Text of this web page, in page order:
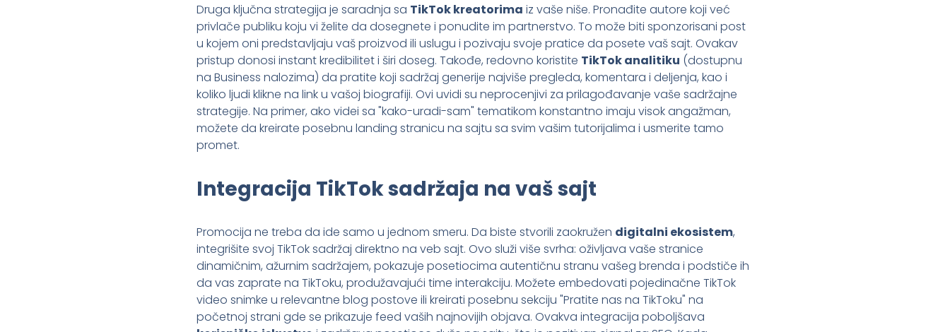
Druga ključna strategija je saradnja sa TikTok kreatorima iz vaše niše. Pronađite autore koji već
privlače publiku koju vi želite da dosegnete i ponudite im partnerstvo. To može biti sponzorisani post
u kojem oni predstavljaju vaš proizvod ili uslugu i pozivaju svoje pratice da posete vaš sajt. Ovakav
pristup donosi instant kredibilitet i širi doseg. Takođe, redovno koristite TikTok analitiku (dostupnu
na Business nalozima) da pratite koji sadržaj generije najviše pregleda, komentara i deljenja, kao i
koliko ljudi klikne na link u vašoj biografiji. Ovi uvidi su neprocenjivi za prilagođavanje vaše sadržajne
strategije. Na primer, ako videi sa "kako-uradi-sam" tematikom konstantno imaju visok angažman,
možete da kreirate posebnu landing stranicu na sajtu sa svim vašim tutorijalima i usmerite tamo
promet.
Integracija TikTok sadržaja na vaš sajt
Promocija ne treba da ide samo u jednom smeru. Da biste stvorili zaokružen digitalni ekosistem,
integrišite svoj TikTok sadržaj direktno na veb sajt. Ovo služi više svrha: oživljava vaše stranice
dinamičnim, ažurnim sadržajem, pokazuje posetiocima autentičnu stranu vašeg brenda i podstiče ih
da vas zaprate na TikToku, produžavajući time interakciju. Možete embedovati pojedinačne TikTok
video snimke u relevantne blog postove ili kreirati posebnu sekciju "Pratite nas na TikToku" na
početnoj strani gde se prikazuje feed vaših najnovijih objava. Ovakva integracija poboljšava